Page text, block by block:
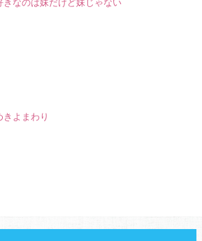
きなのは妹だけど妹じゃない
きよまわり